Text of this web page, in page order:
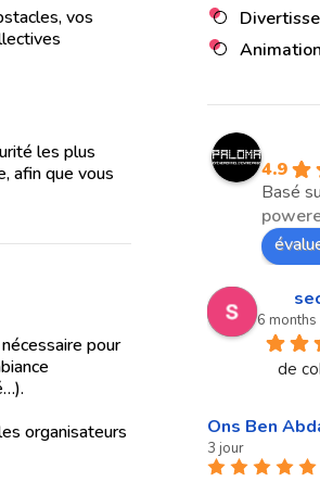
vos
les plus
afin que vous
pour
organisateurs
4.9
Basé
6 months
de
Ons Ben
3 jour